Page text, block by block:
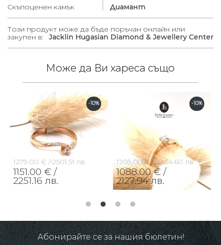
Скъпоценен камък Диамант
Този продукт може да бъде поръчан онлайн или
закупен в:
Jacklin Hugasian Diamond & Jewellery Center
Може да Ви хареса също
-10%
1279.00 € / 2501.51 лв.
1151.00 € /
2251.16 лв.
-10%
1209.00 € / 2364.60 лв.
1088.00 € /
2127.94 лв.
Абонирайте се за нашия бюлетин!